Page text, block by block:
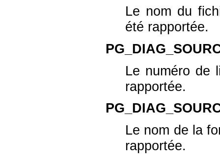
Le nom du
été rapportée.
Le numéro de
rapportée.
Le nom de la
rapportée.